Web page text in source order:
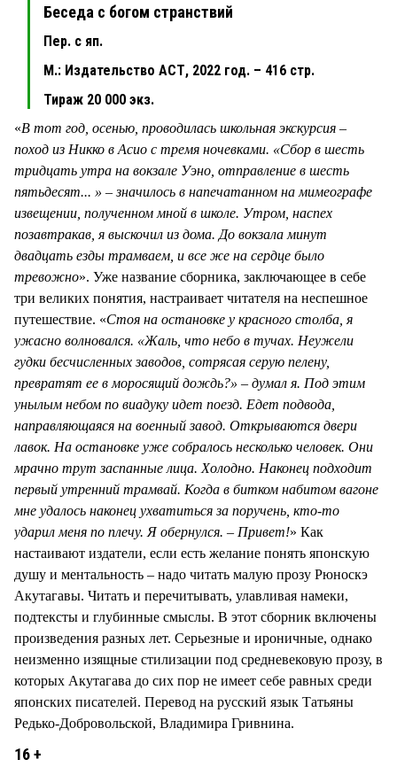
Беседа с богом странствий
Пер. с яп.
М.: Издательство АСТ, 2022 год. – 416 стр.
Тираж 20 000 экз.
«В тот год, осенью, проводилась школьная экскурсия –
поход из Никко в Асио с тремя ночевками. «Сбор в шесть
тридцать утра на вокзале Уэно, отправление в шесть
пятьдесят... » – значилось в напечатанном на мимеографе
извещении, полученном мной в школе. Утром, наспех
позавтракав, я выскочил из дома. До вокзала минут
двадцать езды трамваем, и все же на сердце было
тревожно». Уже название сборника, заключающее в себе
три великих понятия, настраивает читателя на неспешное
путешествие. «Стоя на остановке у красного столба, я
ужасно волновался. «Жаль, что небо в тучах. Неужели
гудки бесчисленных заводов, сотрясая серую пелену,
превратят ее в моросящий дождь?» – думал я. Под этим
унылым небом по виадуку идет поезд. Едет подвода,
направляющаяся на военный завод. Открываются двери
лавок. На остановке уже собралось несколько человек. Они
мрачно трут заспанные лица. Холодно. Наконец подходит
первый утренний трамвай. Когда в битком набитом вагоне
мне удалось наконец ухватиться за поручень, кто-то
ударил меня по плечу. Я обернулся. – Привет!» Как
настаивают издатели, если есть желание понять японскую
душу и ментальность – надо читать малую прозу Рюноскэ
Акутагавы. Читать и перечитывать, улавливая намеки,
подтексты и глубинные смыслы. В этот сборник включены
произведения разных лет. Серьезные и ироничные, однако
неизменно изящные стилизации под средневековую прозу, в
которых Акутагава до сих пор не имеет себе равных среди
японских писателей. Перевод на русский язык Татьяны
Редько-Добровольской, Владимира Гривнина.
16 +